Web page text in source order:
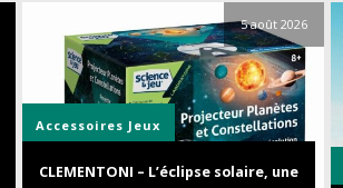
5 août 2026
Accessoires Jeux
CLEMENTONI – L’éclipse solaire, une